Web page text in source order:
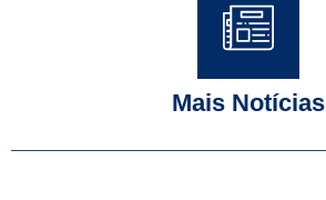
Mais Notícias